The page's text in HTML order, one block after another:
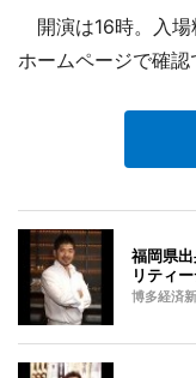
開演は16時。入場
ホームページで確認
福岡県
リティ
博多経済